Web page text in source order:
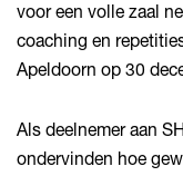
voor een volle zaal
coaching en
Apeldoorn op 30
Als deelnemer aan
ondervinden hoe